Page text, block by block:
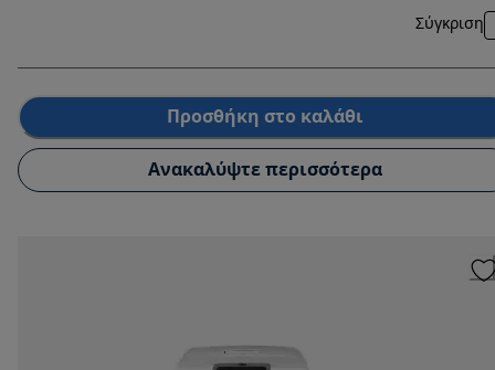
Σύγκριση
Προσθήκη στο καλάθι
Ανακαλύψτε περισσότερα